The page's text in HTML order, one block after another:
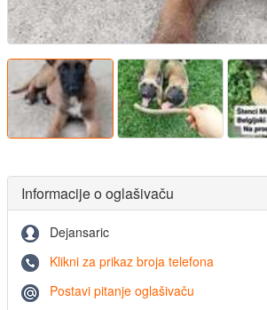
Informacije o oglašivaču
Dejansaric
Klikni za prikaz broja telefona
Postavi pitanje oglašivaču